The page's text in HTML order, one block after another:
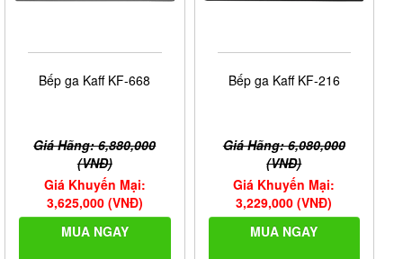
Bếp ga Kaff KF-668
Giá Hãng: 6,880,000
(VNĐ)
Giá Khuyến Mại:
3,625,000 (VNĐ)
MUA NGAY
Bếp ga Kaff KF-216
Giá Hãng: 6,080,000
(VNĐ)
Giá Khuyến Mại:
3,229,000 (VNĐ)
MUA NGAY